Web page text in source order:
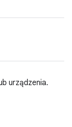
urządzenia.